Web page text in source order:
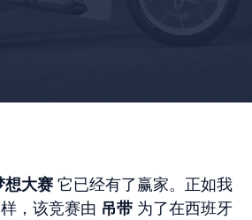
想大赛 它已经有了赢家。正如我
，该竞赛由 吊带 为了在西班牙